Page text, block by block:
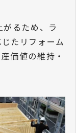
るため、ラ
たリフォーム
価値の維持・